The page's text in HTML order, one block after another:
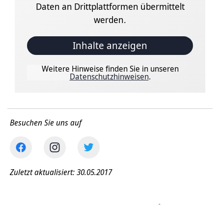
Daten an Drittplattformen übermittelt
werden.
Inhalte anzeigen
Weitere Hinweise finden Sie in unseren
Datenschutzhinweisen.
Besuchen Sie uns auf
Zuletzt aktualisiert: 30.05.2017